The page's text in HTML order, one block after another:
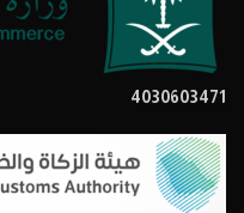
4030603471